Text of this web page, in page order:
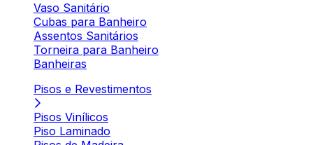
Vaso Sanitário
Cubas para Banheiro
Assentos Sanitários
Torneira para Banheiro
Banheiras
Pisos e Revestimentos
Pisos Vinílicos
Piso Laminado